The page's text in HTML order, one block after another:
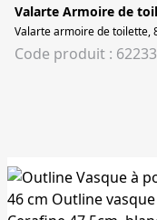
Code produit : 62233